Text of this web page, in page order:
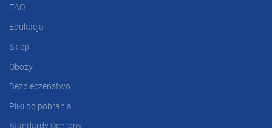
FAQ
Edukacja
Sklep
Obozy
Bezpieczeństwo
Pliki do pobrania
Standardy Ochrony